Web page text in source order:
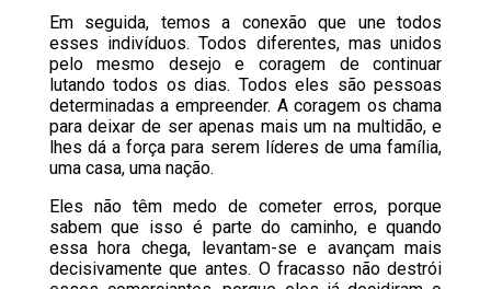
Em seguida, temos a conexão que une todos
esses indivíduos. Todos diferentes, mas unidos
pelo mesmo desejo e coragem de continuar
lutando todos os dias. Todos eles são pessoas
determinadas a empreender. A coragem os chama
para deixar de ser apenas mais um na multidão, e
lhes dá a força para serem líderes de uma família,
uma casa, uma nação.
Eles não têm medo de cometer erros, porque
sabem que isso é parte do caminho, e quando
essa hora chega, levantam-se e avançam mais
decisivamente que antes. O fracasso não destrói